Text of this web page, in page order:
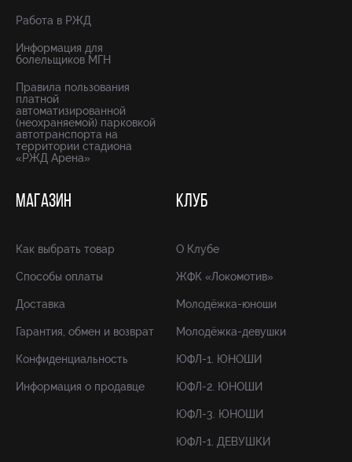
Работа в РЖД
Информация для
болельщиков МГН
Правила пользования
платной
автоматизированной
(неохраняемой) парковкой
автотранспорта на
территории стадиона
«РЖД Арена»
МАГАЗИН
Как выбрать товар
Способы оплаты
Доставка
Гарантия, обмен и возврат
Конфиденциальность
Информация о продавце
КЛУБ
О Клубе
ЖФК «Локомотив»
Молодёжка-юноши
Молодёжка-девушки
ЮФЛ-1. ЮНОШИ
ЮФЛ-2. ЮНОШИ
ЮФЛ-3. ЮНОШИ
ЮФЛ-1. ДЕВУШКИ